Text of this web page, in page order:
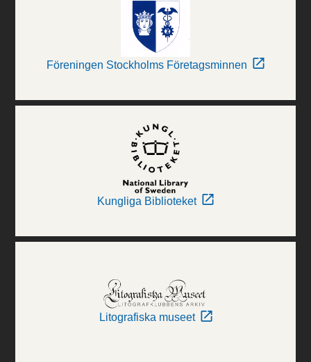
Föreningen Stockholms Företagsminnen
Kungliga Biblioteket
Litografiska museet